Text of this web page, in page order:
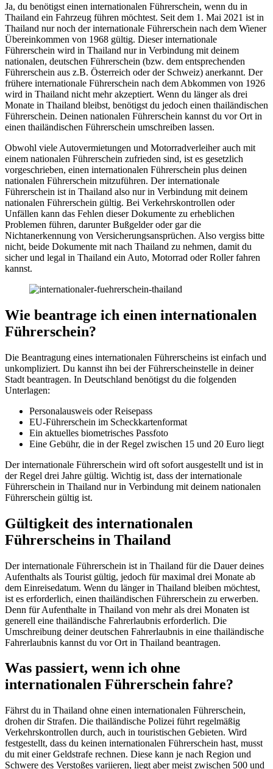
Ja, du benötigst einen internationalen Führerschein, wenn du in
Thailand ein Fahrzeug führen möchtest. Seit dem 1. Mai 2021 ist in
Thailand nur noch der internationale Führerschein nach dem Wiener
Übereinkommen von 1968 gültig. Dieser internationale
Führerschein wird in Thailand nur in Verbindung mit deinem
nationalen, deutschen Führerschein (bzw. dem entsprechenden
Führerschein aus z.B. Österreich oder der Schweiz) anerkannt. Der
frühere internationale Führerschein nach dem Abkommen von 1926
wird in Thailand nicht mehr akzeptiert. Wenn du länger als drei
Monate in Thailand bleibst, benötigst du jedoch einen thailändischen
Führerschein. Deinen nationalen Führerschein kannst du vor Ort in
einen thailändischen Führerschein umschreiben lassen.
Obwohl viele Autovermietungen und Motorradverleiher auch mit
einem nationalen Führerschein zufrieden sind, ist es gesetzlich
vorgeschrieben, einen internationalen Führerschein plus deinen
nationalen Führerschein mitzuführen. Der internationale
Führerschein ist in Thailand also nur in Verbindung mit deinem
nationalen Führerschein gültig. Bei Verkehrskontrollen oder
Unfällen kann das Fehlen dieser Dokumente zu erheblichen
Problemen führen, darunter Bußgelder oder gar die
Nichtanerkennung von Versicherungsansprüchen. Also vergiss bitte
nicht, beide Dokumente mit nach Thailand zu nehmen, damit du
sicher und legal in Thailand ein Auto, Motorrad oder Roller fahren
kannst.
Wie beantrage ich einen internationalen
Führerschein?
Die Beantragung eines internationalen Führerscheins ist einfach und
unkompliziert. Du kannst ihn bei der Führerscheinstelle in deiner
Stadt beantragen. In Deutschland benötigst du die folgenden
Unterlagen:
Personalausweis oder Reisepass
EU-Führerschein im Scheckkartenformat
Ein aktuelles biometrisches Passfoto
Eine Gebühr, die in der Regel zwischen 15 und 20 Euro liegt
Der internationale Führerschein wird oft sofort ausgestellt und ist in
der Regel drei Jahre gültig. Wichtig ist, dass der internationale
Führerschein in Thailand nur in Verbindung mit deinem nationalen
Führerschein gültig ist.
Gültigkeit des internationalen
Führerscheins in Thailand
Der internationale Führerschein ist in Thailand für die Dauer deines
Aufenthalts als Tourist gültig, jedoch für maximal drei Monate ab
dem Einreisedatum. Wenn du länger in Thailand bleiben möchtest,
ist es erforderlich, einen thailändischen Führerschein zu erwerben.
Denn für Aufenthalte in Thailand von mehr als drei Monaten ist
generell eine thailändische Fahrerlaubnis erforderlich. Die
Umschreibung deiner deutschen Fahrerlaubnis in eine thailändische
Fahrerlaubnis kannst du vor Ort in Thailand beantragen.
Was passiert, wenn ich ohne
internationalen Führerschein fahre?
Fährst du in Thailand ohne einen internationalen Führerschein,
drohen dir Strafen. Die thailändische Polizei führt regelmäßig
Verkehrskontrollen durch, auch in touristischen Gebieten. Wird
festgestellt, dass du keinen internationalen Führerschein hast, musst
du mit einer Geldstrafe rechnen. Diese kann je nach Region und
Schwere des Verstoßes variieren, liegt aber meist zwischen 500 und